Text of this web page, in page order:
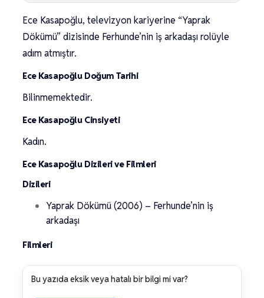
Ece Kasapoğlu, televizyon kariyerine “Yaprak
Dökümü” dizisinde Ferhunde’nin iş arkadaşı rolüyle
adım atmıştır.
Ece Kasapoğlu Doğum Tarihi
Bilinmemektedir.
Ece Kasapoğlu Cinsiyeti
Kadın.
Ece Kasapoğlu Dizileri ve Filmleri
Dizileri
Yaprak Dökümü (2006) – Ferhunde’nin iş
arkadaşı
Filmleri
Bu yazıda eksik veya hatalı bir bilgi mi var?